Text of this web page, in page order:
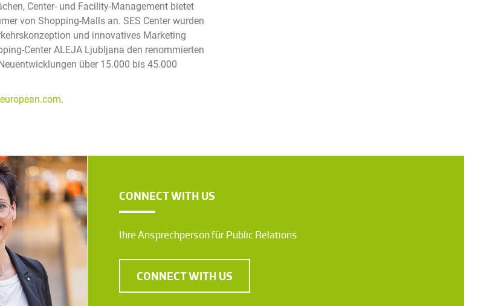
Center- und Facility-Management bietet
von Shopping-Malls an. SES Center wurden
und innovatives Marketing
Center ALEJA Ljubljana den renommierten
über 15.000 bis 45.000
.
CONNECT WITH US
Ihre Ansprechperson für Public Relations
CONNECT WITH US